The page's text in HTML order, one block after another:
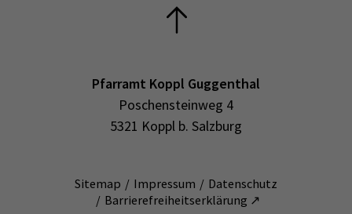
Pfarramt Koppl Guggenthal
Poschensteinweg 4
5321 Koppl b. Salzburg
Sitemap Impressum
Datenschutz
Barrierefreiheitserklärung ↗